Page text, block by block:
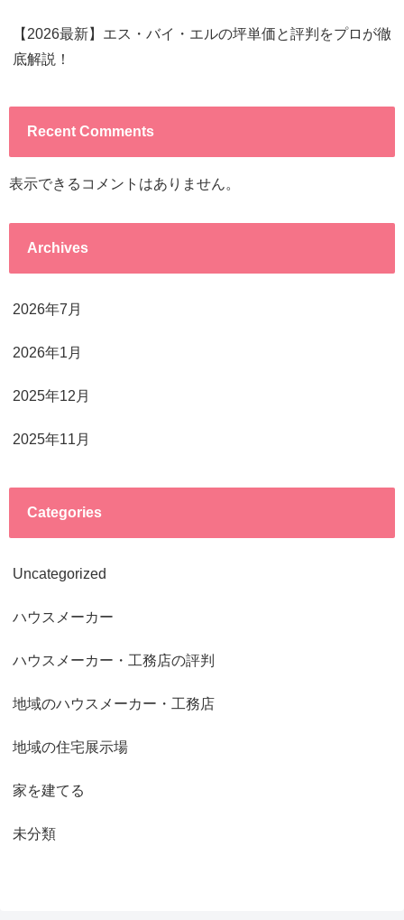
【2026最新】エス・バイ・エルの坪単価と評判をプロが徹
底解説！
Recent Comments
表示できるコメントはありません。
Archives
2026年7月
2026年1月
2025年12月
2025年11月
Categories
Uncategorized
ハウスメーカー
ハウスメーカー・工務店の評判
地域のハウスメーカー・工務店
地域の住宅展示場
家を建てる
未分類